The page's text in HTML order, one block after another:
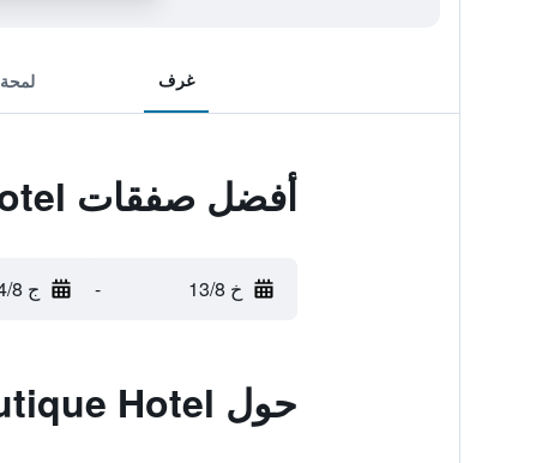
غرف
أفضل صفقات Casa Sucre Boutique Hotel
خ 13/8 - ج 14/8
حول Casa Sucre Boutique Hotel